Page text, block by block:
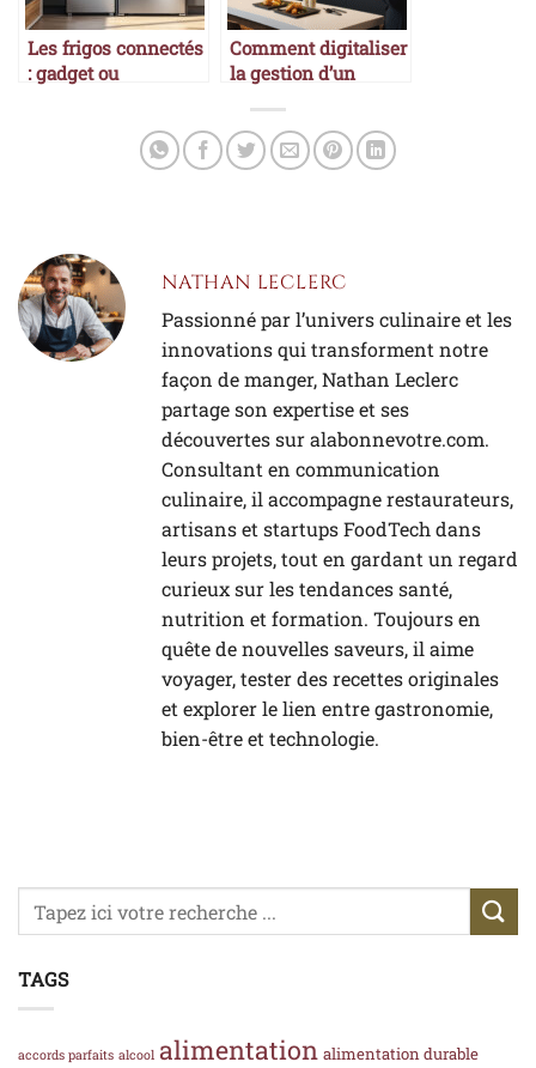
Les frigos connectés
: gadget ou
Comment digitaliser
la gestion d’un
NATHAN LECLERC
Passionné par l’univers culinaire et les
innovations qui transforment notre
façon de manger, Nathan Leclerc
partage son expertise et ses
découvertes sur alabonnevotre.com.
Consultant en communication
culinaire, il accompagne restaurateurs,
artisans et startups FoodTech dans
leurs projets, tout en gardant un regard
curieux sur les tendances santé,
nutrition et formation. Toujours en
quête de nouvelles saveurs, il aime
voyager, tester des recettes originales
et explorer le lien entre gastronomie,
bien-être et technologie.
TAGS
accords parfaits alcool alimentation alimentation durable